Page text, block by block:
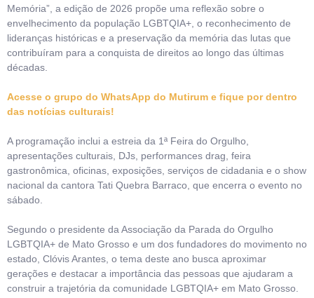
Memória”, a edição de 2026 propõe uma reflexão sobre o
envelhecimento da população LGBTQIA+, o reconhecimento de
lideranças históricas e a preservação da memória das lutas que
contribuíram para a conquista de direitos ao longo das últimas
décadas.
Acesse o grupo do WhatsApp do Mutirum e fique por dentro
das notícias culturais!
A programação inclui a estreia da 1ª Feira do Orgulho,
apresentações culturais, DJs, performances drag, feira
gastronômica, oficinas, exposições, serviços de cidadania e o show
nacional da cantora Tati Quebra Barraco, que encerra o evento no
sábado.
Segundo o presidente da Associação da Parada do Orgulho
LGBTQIA+ de Mato Grosso e um dos fundadores do movimento no
estado, Clóvis Arantes, o tema deste ano busca aproximar
gerações e destacar a importância das pessoas que ajudaram a
construir a trajetória da comunidade LGBTQIA+ em Mato Grosso.